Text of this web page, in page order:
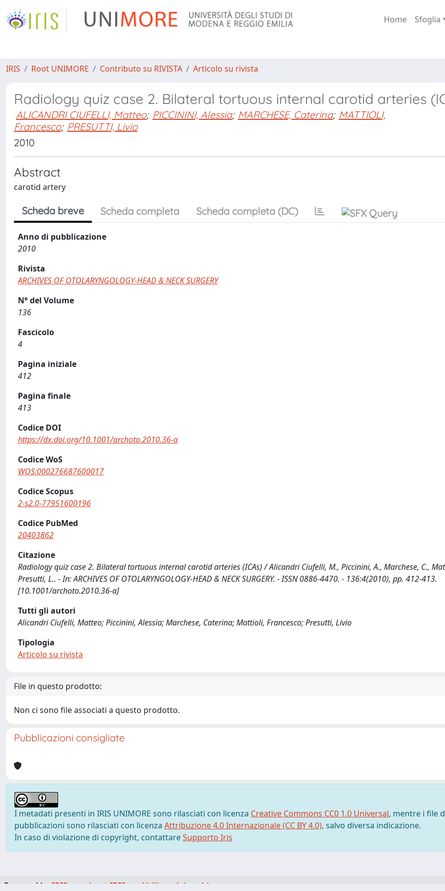
Home Sfoglia
IRIS Root UNIMORE Contributo su RIVISTA Articolo su rivista
Radiology quiz case 2. Bilateral tortuous internal carotid arteries
ALICANDRI CIUFELLI, Matteo; PICCININI, Alessia; MARCHESE, Caterina; MATTIOLI,
Francesco; PRESUTTI, Livio
2010
Abstract
carotid artery
Scheda breve Scheda completa Scheda completa (DC)
Anno di pubblicazione
2010
Rivista
ARCHIVES OF OTOLARYNGOLOGY-HEAD & NECK SURGERY
N° del Volume
136
Fascicolo
4
Pagina iniziale
412
Pagina finale
413
Codice DOI
https://dx.doi.org/10.1001/archoto.2010.36-a
Codice WoS
WOS:000276687600017
Codice Scopus
2-s2.0-77951600196
Codice PubMed
20403862
Citazione
Radiology quiz case 2. Bilateral tortuous internal carotid arteries (ICAs) / Alicandri Ciufelli, M., Piccinini, A., Marchese, C.,
Presutti, L.. - In: ARCHIVES OF OTOLARYNGOLOGY-HEAD & NECK SURGERY. - ISSN 0886-4470. - 136:4(2010), pp. 412-413.
[10.1001/archoto.2010.36-a]
Tutti gli autori
Alicandri Ciufelli, Matteo; Piccinini, Alessia; Marchese, Caterina; Mattioli, Francesco; Presutti, Livio
Tipologia
Articolo su rivista
File in questo prodotto:
Non ci sono file associati a questo prodotto.
Pubblicazioni consigliate
I metadati presenti in IRIS UNIMORE sono rilasciati con licenza Creative Commons CC0 1.0 Universal, mentre i file
pubblicazioni sono rilasciati con licenza Attribuzione 4.0 Internazionale (CC BY 4.0), salvo diversa indicazione.
In caso di violazione di copyright, contattareSupporto Iris
Powered by IRIS about IRIS Utilizzo dei cookie